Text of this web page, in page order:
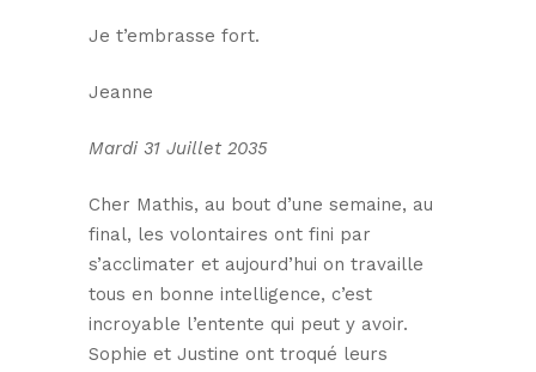
Je t’embrasse fort.
Jeanne
Mardi 31 Juillet 2035
Cher Mathis, au bout d’une semaine, au
final, les volontaires ont fini par
s’acclimater et aujourd’hui on travaille
tous en bonne intelligence, c’est
incroyable l’entente qui peut y avoir.
Sophie et Justine ont troqué leurs